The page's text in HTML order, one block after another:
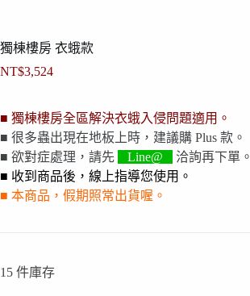
獨棟樓房 衣蛾款
NT$3,524
■ 獨棟樓房全區解決衣蛾入侵問題適用。
■ 很多蟲出現在地板上時，建議購 Plus 款。
■ 欲對症處理，請先
Line@
洽詢再下單。
■ 收到商品後，線上指導您使用。
■ 本商品，假期照常出貨喔。
15 件庫存